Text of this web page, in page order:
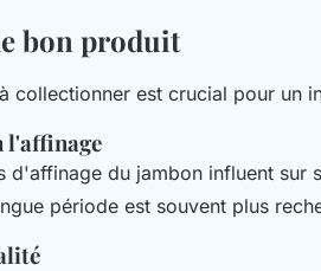
bon produit
collectionner est crucial pour un
l'affinage
d'affinage du jambon influent sur
période est souvent plus